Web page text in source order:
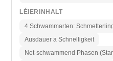
LÉIERINHALT
4 Schwammarten:
Ausdauer a Schnelligkeit
Net-schwammend Phasen